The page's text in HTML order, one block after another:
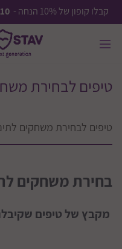
קבלו קופון של 10% הנחה -
טיפים לבחירת
טיפים לבחירת משחקים
בחירת משחקים
מקבץ של טיפים